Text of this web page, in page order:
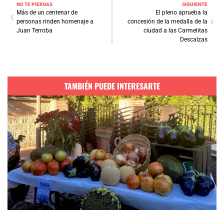
NO TE PIERDAS
Más de un centenar de
personas rinden homenaje a
Juan Terroba
SIGUIENTE
El pleno aprueba la
concesión de la medalla de la
ciudad a las Carmelitas
Descalzas
TAMBIÉN PUEDE INTERESARTE